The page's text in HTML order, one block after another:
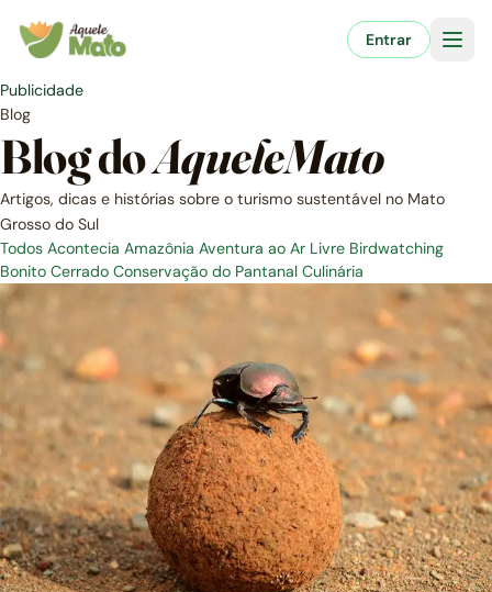
para
conteúdo
Entrar
Publicidade
Blog
Blog doAqueleMato
Artigos, dicas e histórias sobre o turismo sustentável no Mato
Grosso do Sul
Todos Acontecia Amazônia Aventura ao Ar Livre Birdwatching
Bonito Cerrado Conservação do Pantanal Culinária